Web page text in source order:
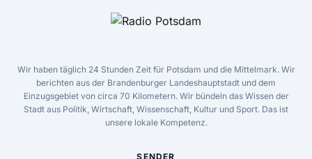
Wir haben täglich 24 Stunden Zeit für Potsdam und die Mittelmark. Wir
berichten aus der Brandenburger Landeshauptstadt und dem
Einzugsgebiet von circa 70 Kilometern. Wir bündeln das Wissen der
Stadt aus Politik, Wirtschaft, Wissenschaft, Kultur und Sport. Das ist
unsere lokale Kompetenz.
SENDER